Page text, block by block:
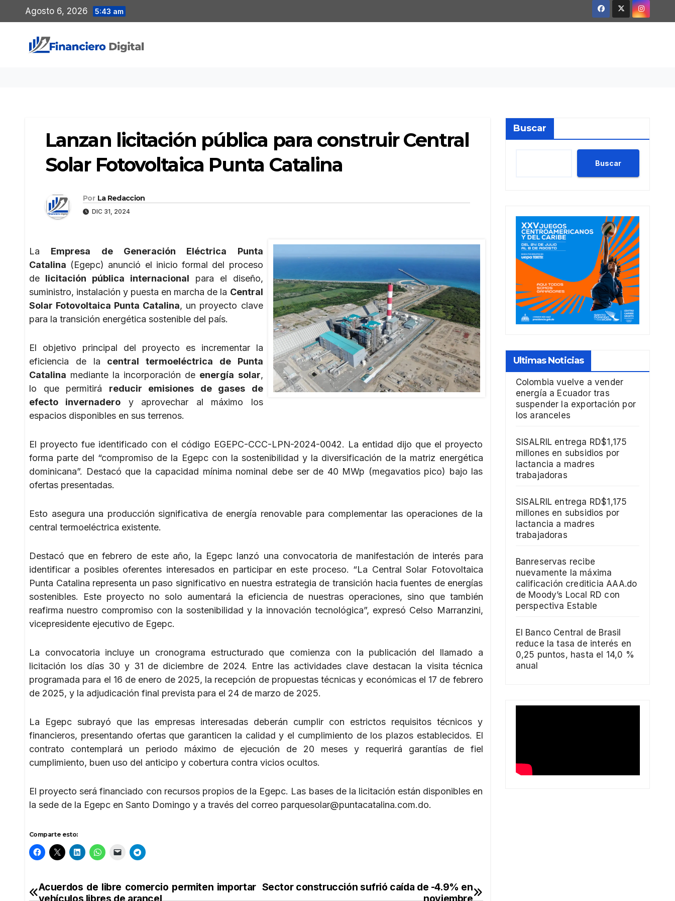
al
contenido
Agosto 6, 2026 5:43 am
Lanzan licitación pública para construir Central
Solar Fotovoltaica Punta Catalina
Por La Redaccion
DIC 31, 2024
La Empresa de Generación Eléctrica Punta
Catalina (Egepc) anunció el inicio formal del proceso
de licitación pública internacional para el diseño,
suministro, instalación y puesta en marcha de la Central
Solar Fotovoltaica Punta Catalina, un proyecto clave
para la transición energética sostenible del país.
El objetivo principal del proyecto es incrementar la
eficiencia de la central termoeléctrica de Punta
Catalina mediante la incorporación de energía solar,
lo que permitirá reducir emisiones de gases de
efecto invernadero y aprovechar al máximo los
espacios disponibles en sus terrenos.
El proyecto fue identificado con el código EGEPC-CCC-LPN-2024-0042. La entidad dijo que el proyecto
forma parte del “compromiso de la Egepc con la sostenibilidad y la diversificación de la matriz energética
dominicana”. Destacó que la capacidad mínima nominal debe ser de 40 MWp (megavatios pico) bajo las
ofertas presentadas.
Esto asegura una producción significativa de energía renovable para complementar las operaciones de la
central termoeléctrica existente.
Destacó que en febrero de este año, la Egepc lanzó una convocatoria de manifestación de interés para
identificar a posibles oferentes interesados en participar en este proceso. “La Central Solar Fotovoltaica
Punta Catalina representa un paso significativo en nuestra estrategia de transición hacia fuentes de energías
sostenibles. Este proyecto no solo aumentará la eficiencia de nuestras operaciones, sino que también
reafirma nuestro compromiso con la sostenibilidad y la innovación tecnológica”, expresó Celso Marranzini,
vicepresidente ejecutivo de Egepc.
La convocatoria incluye un cronograma estructurado que comienza con la publicación del llamado a
licitación los días 30 y 31 de diciembre de 2024. Entre las actividades clave destacan la visita técnica
programada para el 16 de enero de 2025, la recepción de propuestas técnicas y económicas el 17 de febrero
de 2025, y la adjudicación final prevista para el 24 de marzo de 2025.
La Egepc subrayó que las empresas interesadas deberán cumplir con estrictos requisitos técnicos y
financieros, presentando ofertas que garanticen la calidad y el cumplimiento de los plazos establecidos. El
contrato contemplará un periodo máximo de ejecución de 20 meses y requerirá garantías de fiel
cumplimiento, buen uso del anticipo y cobertura contra vicios ocultos.
El proyecto será financiado con recursos propios de la Egepc. Las bases de la licitación están disponibles en
la sede de la Egepc en Santo Domingo y a través del correo parquesolar@puntacatalina.com.do.
Comparte esto:
Navegación
Sector construcción sufrió caída de -4.9% en
noviembre
Acuerdos de libre comercio permiten importar
vehículos libres de arancel
Buscar
Buscar
Ultimas Noticias
Colombia vuelve a vender
energía a Ecuador tras
suspender la exportación por
los aranceles
SISALRIL entrega RD$1,175
millones en subsidios por
lactancia a madres
trabajadoras
SISALRIL entrega RD$1,175
millones en subsidios por
lactancia a madres
trabajadoras
Banreservas recibe
nuevamente la máxima
calificación crediticia AAA.do
de Moody’s Local RD con
perspectiva Estable
El Banco Central de Brasil
reduce la tasa de interés en
0,25 puntos, hasta el 14,0 %
anual